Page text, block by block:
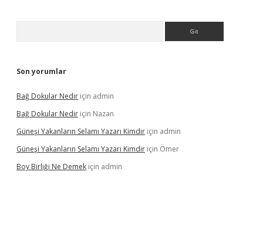
Son yorumlar
Bağ Dokular Nedir için admin
Bağ Dokular Nedir için Nazan
Güneşi Yakanların Selamı Yazarı Kimdir için admin
Güneşi Yakanların Selamı Yazarı Kimdir için Ömer
Boy Birliği Ne Demek için admin